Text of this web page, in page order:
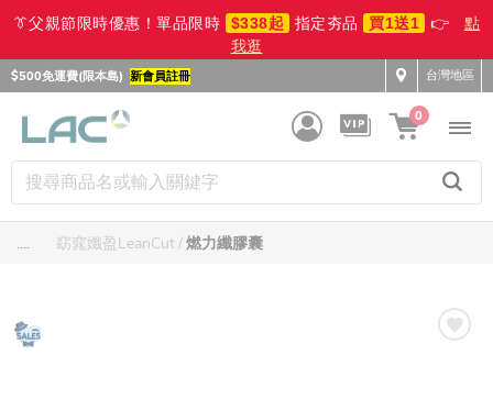
👔父親節限時優惠！單品限時 $338起 指定夯品 買1送1 👉
點
我逛
$500免運費(限本島) 新會員註冊 台灣地區
0
.... 窈窕孅盈LeanCut 燃力纖膠囊